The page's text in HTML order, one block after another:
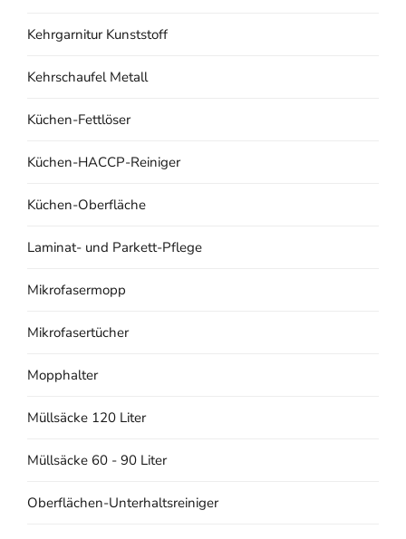
Kehrgarnitur Kunststoff
Kehrschaufel Metall
Küchen-Fettlöser
Küchen-HACCP-Reiniger
Küchen-Oberfläche
Laminat- und Parkett-Pflege
Mikrofasermopp
Mikrofasertücher
Mopphalter
Müllsäcke 120 Liter
Müllsäcke 60 - 90 Liter
Oberflächen-Unterhaltsreiniger